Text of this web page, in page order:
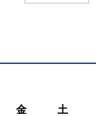
金
土